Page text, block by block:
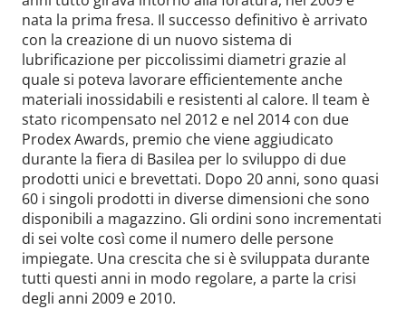
nata la prima fresa. Il successo definitivo è arrivato
con la creazione di un nuovo sistema di
lubrificazione per piccolissimi diametri grazie al
quale si poteva lavorare efficientemente anche
materiali inossidabili e resistenti al calore. Il team è
stato ricompensato nel 2012 e nel 2014 con due
Prodex Awards, premio che viene aggiudicato
durante la fiera di Basilea per lo sviluppo di due
prodotti unici e brevettati. Dopo 20 anni, sono quasi
60 i singoli prodotti in diverse dimensioni che sono
disponibili a magazzino. Gli ordini sono incrementati
di sei volte così come il numero delle persone
impiegate. Una crescita che si è sviluppata durante
tutti questi anni in modo regolare, a parte la crisi
degli anni 2009 e 2010.